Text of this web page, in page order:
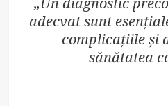
adecvat sunt
complicațiile și
sănătatea